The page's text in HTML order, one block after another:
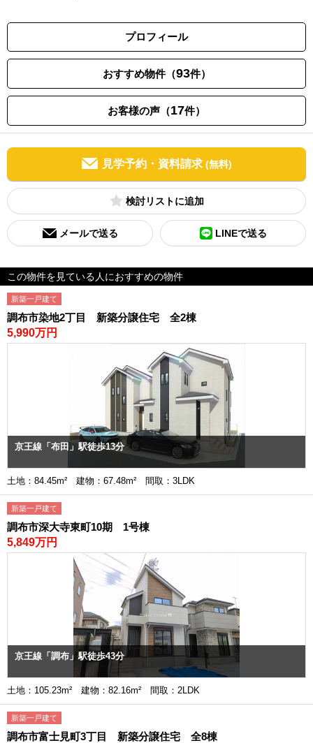
プロフィール
おすすめ物件（93件）
お客様の声（17件）
見学予約・資料請求 (無料)
検討リスト
メールで送る LINEで送る
この物件を見ている人におすすめの物件
新築一戸建て
調布市染地2丁目 新築分譲住宅 全2棟
5,990万円
京王線「布田」駅徒歩13分
土地：84.45m² 建物：67.48m² 間取：3LDK
新築一戸建て
調布市深大寺東町10期 1号棟
5,849万円
京王線「調布」駅徒歩43分
土地：105.23m² 建物：82.16m² 間取：2LDK
新築一戸建て
調布市富士見町3丁目 新築分譲住宅 全8棟